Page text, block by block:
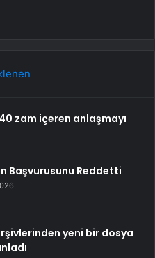
zam içeren anlaşmayı
Başvurusunu Reddetti
yeni bir dosya